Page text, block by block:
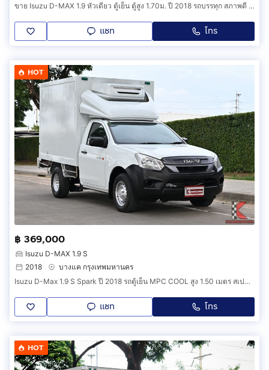
ขาย Isuzu D-MAX 1.9 หัวเดียว ตู้เย็น ตู้สูง 1.70ม. ปี 2018 รถบรรทุก สภาพดี ราคาถูก (รหัสสินค้า EB0D)
แชท โทร
HOT
฿ 369,000
Isuzu D-MAX 1.9 S
2018
บางแค กรุงเทพมหานคร
Isuzu D-Max 1.9 S Spark ปี 2018 รถตู้เย็น MPC COOL สูง 1.50 เมตร สเปคเข้าห้างได้ทุกที่ ประหยัดน้ำมันด้วยขุมพลัง Blue Power (BHBD)
แชท โทร
HOT